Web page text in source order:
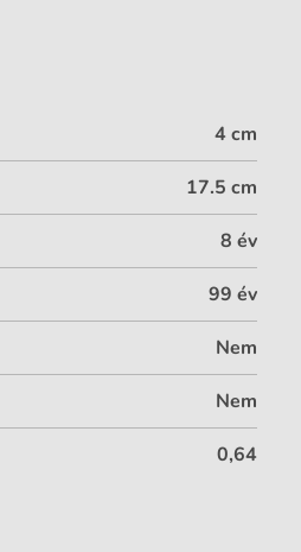
4 cm
17.5 cm
8 év
99 év
Nem
Nem
0,64